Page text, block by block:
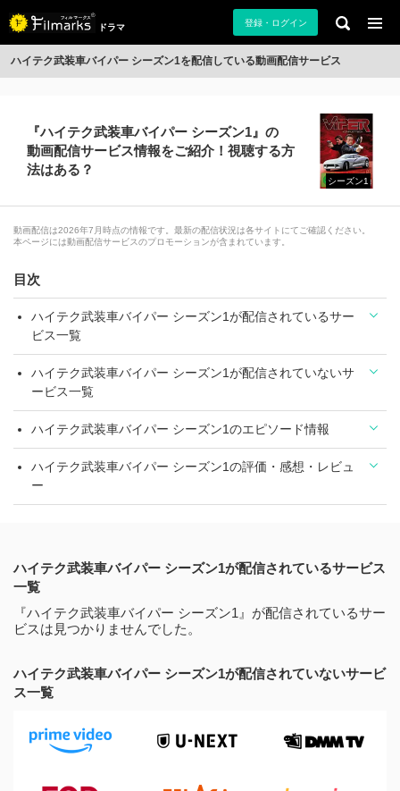
ドラマ 登録・ログイン
ハイテク武装車バイパー シーズン1を配信している動画配信サービス
『ハイテク武装車バイパー シーズン1』の
動画配信サービス情報をご紹介！視聴する方
法はある？
シーズン1
動画配信は2026年7月時点の情報です。最新の配信状況は各サイトにてご確認ください。
本ページには動画配信サービスのプロモーションが含まれています。
目次
ハイテク武装車バイパー シーズン1が配信されているサー
ビス一覧
ハイテク武装車バイパー シーズン1が配信されていないサ
ービス一覧
ハイテク武装車バイパー シーズン1のエピソード情報
ハイテク武装車バイパー シーズン1の評価・感想・レビュ
ー
ハイテク武装車バイパー シーズン1が配信されているサービス
一覧
『ハイテク武装車バイパー シーズン1』が配信されているサー
ビスは見つかりませんでした。
ハイテク武装車バイパー シーズン1が配信されていないサービ
ス一覧